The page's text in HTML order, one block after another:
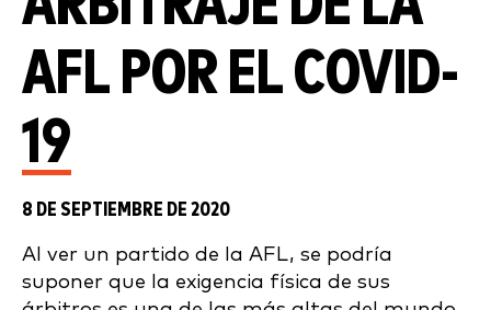
AFL POR EL COVID-
19
8 DE SEPTIEMBRE DE 2020
Al ver un partido de la AFL, se podría
suponer que la exigencia física de sus